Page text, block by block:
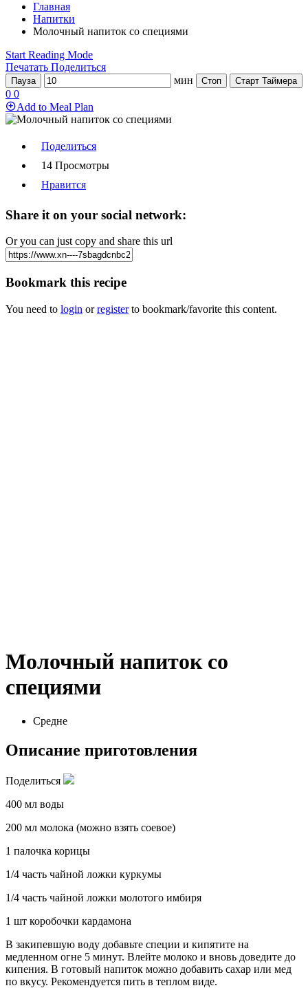
Главная
Напитки
Молочный напиток со специями
Start Reading Mode
Печатать Поделиться
Пауза мин Стоп Старт Таймера
0 0
Add to Meal Plan
Поделиться
14 Просмотры
Нравится
Share it on your social network:
Or you can just copy and share this url
Bookmark this recipe
You need to login orregisterto bookmark/favorite this content.
Молочный напиток со
специями
Средне
Описание приготовления
Поделиться
400 мл воды
200 мл молока (можно взять соевое)
1 палочка корицы
1/4 часть чайной ложки куркумы
1/4 часть чайной ложки молотого имбиря
1 шт коробочки кардамона
В закипевшую воду добавьте специи и кипятите на
медленном огне 5 минут. Влейте молоко и вновь доведите до
кипения. В готовый напиток можно добавить сахар или мед
по вкусу. Рекомендуется пить в теплом виде.